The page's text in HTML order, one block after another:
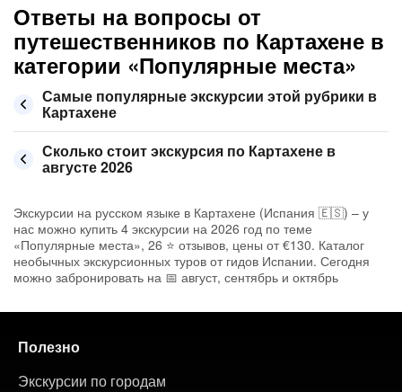
Ответы на вопросы от
путешественников по Картахене в
категории «Популярные места»
Самые популярные экскурсии этой рубрики в
Картахене
Сколько стоит экскурсия по Картахене в
августе 2026
Экскурсии на русском языке в Картахене (Испания 🇪🇸) – у
нас можно купить 4 экскурсии на 2026 год по теме
«Популярные места», 26 ⭐ отзывов, цены от €130. Каталог
необычных экскурсионных туров от гидов Испании. Сегодня
можно забронировать на 📅 август, сентябрь и октябрь
Полезно
Экскурсии по городам